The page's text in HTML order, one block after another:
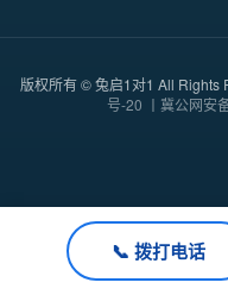
版权所有 © 兔启1对1 All Rights
号-20 丨冀公网安
📞 拨打电话